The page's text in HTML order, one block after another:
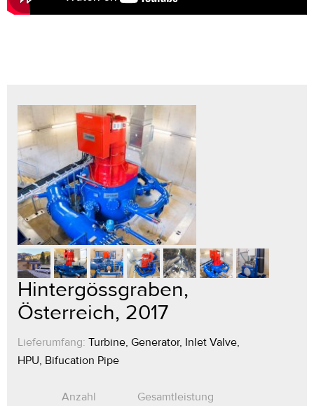
Hintergössgraben,
Österreich, 2017
Lieferumfang: Turbine, Generator, Inlet Valve,
HPU, Bifucation Pipe
Anzahl
Gesamtleistung